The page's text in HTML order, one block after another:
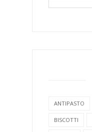
ANTIPASTO
BISCOTTI